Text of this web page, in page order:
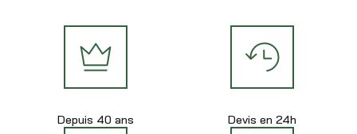
Depuis 40 ans Devis en 24h